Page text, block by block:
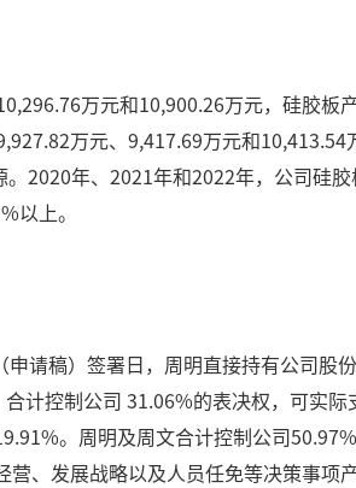
万元和10,900.26万元，硅胶板
万元、9,417.69万元和
2020年、2021年和2022年，公司硅
以上。
请稿）签署日，周明直接持有公司股
控制公司 31.06%的表决权，可实际
。周明及周文合计控制公司
、发展战略以及人员任免等决策事项